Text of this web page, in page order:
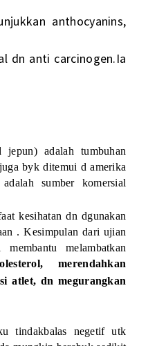
anthocyanins,
dn anti carcinogen.Ia
adalah tumbuhan
byk ditemui d amerika
sumber komersial
kesihatan dn dgunakan
. Kesimpulan dari ujian
melambatkan
merendahkan
atlet, dn megurangkan
tindakbalas negetif utk